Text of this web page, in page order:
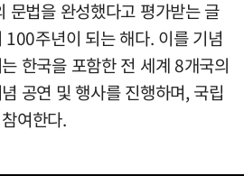
법을 완성했다고 평가받는 글
100주년이 되는 해다. 이를 기념
한국을 포함한 전 세계 8개국의
공연 및 행사를 진행하며, 국립
여한다.